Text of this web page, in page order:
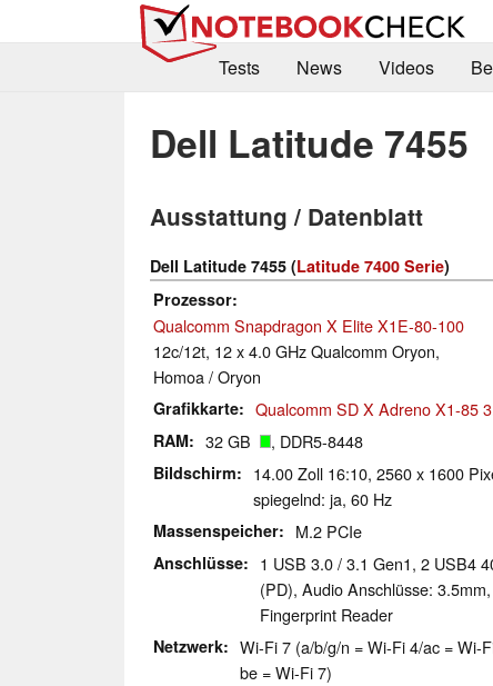
Tests
News Videos
Dell Latitude 7455
Ausstattung / Datenblatt
Dell Latitude 7455 (Latitude 7400 Serie)
Prozessor
Qualcomm Snapdragon X Elite X1E-80-100
12c/12t, 12 x 4.0 GHz Qualcomm Oryon,
Homoa / Oryon
Grafikkarte Qualcomm SD X Adreno X1-85
RAM 32 GB , DDR5-8448
Bildschirm
14.00 Zoll 16:10, 2560 x 1600
spiegelnd: ja, 60 Hz
Massenspeicher M.2 PCIe
Anschlüsse
1 USB 3.0 / 3.1 Gen1, 2 USB4
(PD), Audio Anschlüsse:
Fingerprint Reader
Netzwerk
Wi-Fi 7 (a/b/g/n = Wi-Fi 4/ac = Wi-
be = Wi-Fi 7)